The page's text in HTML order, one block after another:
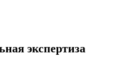
экспертиза